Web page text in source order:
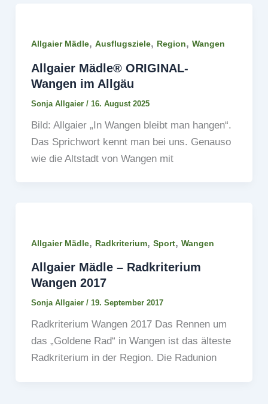
Allgaier Mädle, Ausflugsziele, Region, Wangen
Allgaier Mädle® ORIGINAL-
Wangen im Allgäu
Sonja Allgaier / 16. August 2025
Bild: Allgaier „In Wangen bleibt man hangen“.
Das Sprichwort kennt man bei uns. Genauso
wie die Altstadt von Wangen mit
Allgaier Mädle, Radkriterium, Sport, Wangen
Allgaier Mädle – Radkriterium
Wangen 2017
Sonja Allgaier / 19. September 2017
Radkriterium Wangen 2017 Das Rennen um
das „Goldene Rad“ in Wangen ist das älteste
Radkriterium in der Region. Die Radunion